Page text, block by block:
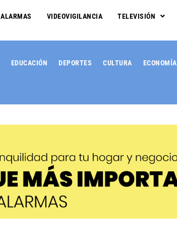
ALARMAS VIDEOVIGILANCIA TELEVISIÓN
EDUCACIÓN DEPORTES CULTURA ECONOMÍA